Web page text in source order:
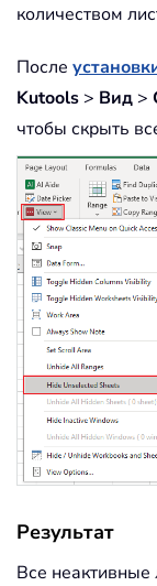
количеством
После
Kutools > Вид >
чтобы скрыть
Результат
Все